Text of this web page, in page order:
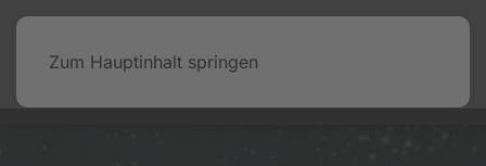
Zum Hauptinhalt springen